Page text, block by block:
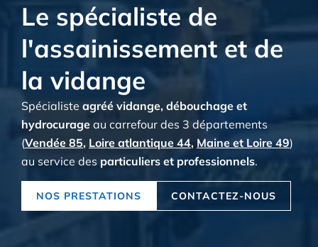
Le spécialiste de
l'assainissement et de
la vidange
Spécialiste agréé vidange, débouchage et
hydrocurage au carrefour des 3 départements
(Vendée 85, Loire atlantique 44, Maine et Loire 49)
au service des particuliers et professionnels.
NOS PRESTATIONS CONTACTEZ-NOUS